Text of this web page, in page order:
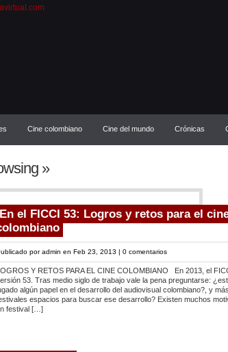
Cine colombiano Cine del mundo Crónicas
»
En el FICCI 53: Logros y retos para el
poradmin en Feb 23, 2013 | 0 comentarios
Y RETOS PARA EL CINE COLOMBIANO En 2013, el
53. Tras medio siglo de trabajo vale la pena preguntarse:
algún papel en el desarrollo del audiovisual colombiano?, y
espacios para buscar ese desarrollo? Existen muchos
festival […]